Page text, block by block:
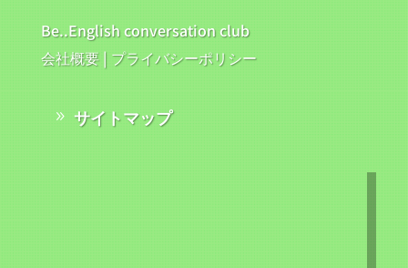
Be..English conversation club
会社概要| プライバシーポリシー
サイトマップ